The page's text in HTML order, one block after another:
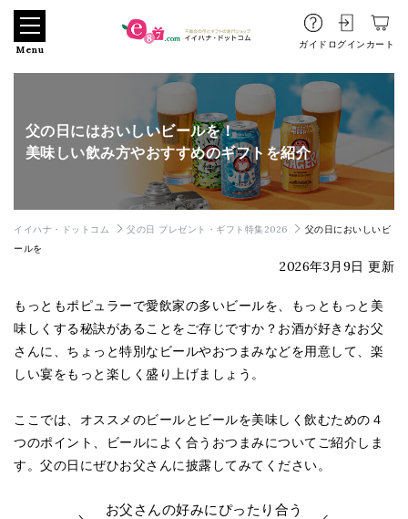
Menu ガイド ログイン カート
父の日にはおいしいビールを！
美味しい飲み方やおすすめのギフトを紹介
イイハナ・ドットコム 父の日 プレゼント・ギフト特集2026
父の日においしいビ
ールを
2026年3月9日 更新
もっともポピュラーで愛飲家の多いビールを、もっともっと美
味しくする秘訣があることをご存じですか？お酒が好きなお父
さんに、ちょっと特別なビールやおつまみなどを用意して、楽
しい宴をもっと楽しく盛り上げましょう。
ここでは、オススメのビールとビールを美味しく飲むための４
つのポイント、ビールによく合うおつまみについてご紹介しま
す。父の日にぜひお父さんに披露してみてください。
お父さんの好みにぴったり合う